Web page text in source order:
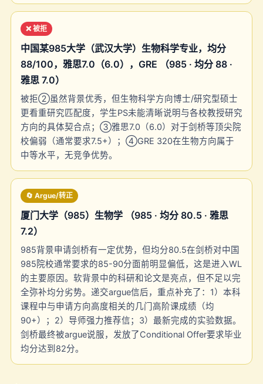
❌ 被拒
中国某985大学（武汉大学）生物科学专业，均分
88/100，雅思7.0（6.0），GRE （985 · 均分 88 ·
雅思 7.0）
被拒②虽然背景优秀，但生物科学方向博士/研究型硕士
更看重研究匹配度，学生PS未能清晰说明与各校教授研究
方向的具体契合点；③雅思7.0（6.0）对于剑桥等顶尖院
校偏弱（通常要求7.5+）；④GRE 320在生物方向属于
中等水平，无竞争优势。
🔄 Argue/转正
厦门大学（985）生物学 （985 · 均分 80.5 · 雅思
7.2）
985背景申请剑桥有一定优势，但均分80.5在剑桥对中国
985院校通常要求的85-90分面前明显偏低，这是进入WL
的主要原因。软背景中的科研和论文是亮点，但不足以完
全弥补均分劣势。递交argue信后，重点补充了：1）本科
课程中与申请方向高度相关的几门高阶课成绩（均
90+）；2）导师强力推荐信；3）最新完成的实验数据。
剑桥最终被argue说服，发放了Conditional Offer要求毕业
均分达到82分。